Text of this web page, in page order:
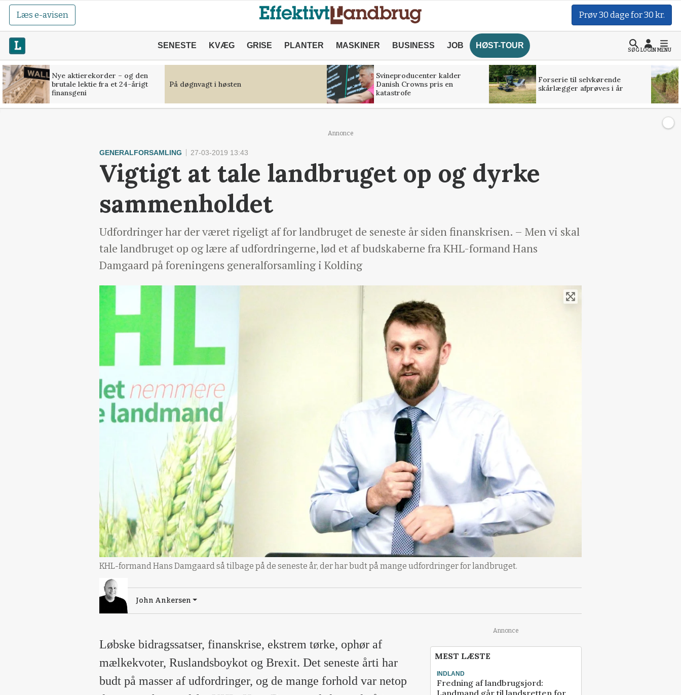
Læs e-avisen Prøv 30 dage for 30 kr.
SENESTE KVÆG GRISE PLANTER MASKINER BUSINESS JOB HØST-TOUR
SØGLOGINMENU
Nye aktierekorder – og den
brutale lektie fra et 24-årigt
finansgeni
På døgnvagt i høsten
Svineproducenter kalder
Danish Crowns pris en
katastrofe
Forserie til selvkørende
skårlægger afprøves i år
Annonce
GENERALFORSAMLING 27-03-2019 13:43
Vigtigt at tale landbruget op og dyrke
sammenholdet
Udfordringer har der været rigeligt af for landbruget de seneste år siden finanskrisen. – Men vi skal
tale landbruget op og lære af udfordringerne, lød et af budskaberne fra KHL-formand Hans
Damgaard på foreningens generalforsamling i Kolding
KHL-formand Hans Damgaard så tilbage på de seneste år, der har budt på mange udfordringer for landbruget.
John Ankersen
Løbske bidragssatser, finanskrise, ekstrem tørke, ophør af
mælkekvoter, Ruslandsboykot og Brexit. Det seneste årti har
budt på masser af udfordringer, og de mange forhold var netop
Annonce
MEST LÆSTE
INDLAND
Fredning af landbrugsjord: